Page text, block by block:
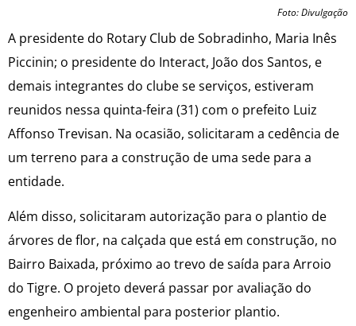
Foto: Divulgação
A presidente do Rotary Club de Sobradinho, Maria Inês
Piccinin; o presidente do Interact, João dos Santos, e
demais integrantes do clube se serviços, estiveram
reunidos nessa quinta-feira (31) com o prefeito Luiz
Affonso Trevisan. Na ocasião, solicitaram a cedência de
um terreno para a construção de uma sede para a
entidade.
Além disso, solicitaram autorização para o plantio de
árvores de flor, na calçada que está em construção, no
Bairro Baixada, próximo ao trevo de saída para Arroio
do Tigre. O projeto deverá passar por avaliação do
engenheiro ambiental para posterior plantio.